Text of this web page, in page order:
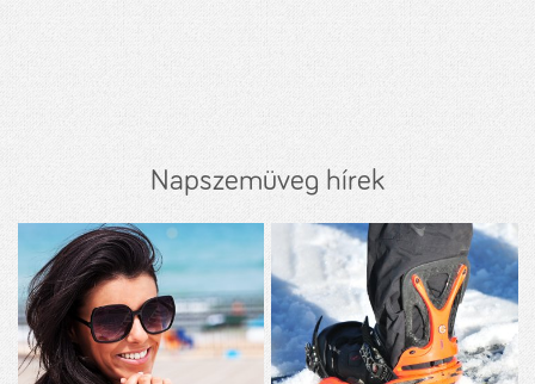
Napszemüveg hírek